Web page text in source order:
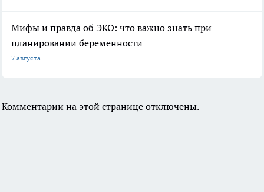
Мифы и правда об ЭКО: что важно знать при
планировании беременности
7 августа
Комментарии на этой странице отключены.